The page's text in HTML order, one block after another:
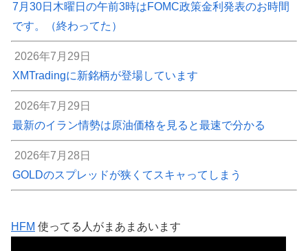
7月30日木曜日の午前3時はFOMC政策金利発表のお時間
です。（終わってた）
2026年7月29日
XMTradingに新銘柄が登場しています
2026年7月29日
最新のイラン情勢は原油価格を見ると最速で分かる
2026年7月28日
GOLDのスプレッドが狭くてスキャってしまう
HFM 使ってる人がまあまあいます